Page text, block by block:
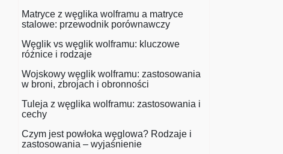
Matryce z węglika wolframu a matryce
stalowe: przewodnik porównawczy
Węglik vs węglik wolframu: kluczowe
różnice i rodzaje
Wojskowy węglik wolframu: zastosowania
w broni, zbrojach i obronności
Tuleja z węglika wolframu: zastosowania i
cechy
Czym jest powłoka węglowa? Rodzaje i
zastosowania – wyjaśnienie